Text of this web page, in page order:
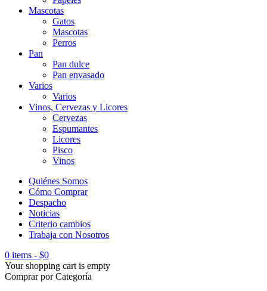
Mascotas
Gatos
Mascotas
Perros
Pan
Pan dulce
Pan envasado
Varios
Varios
Vinos, Cervezas y Licores
Cervezas
Espumantes
Licores
Pisco
Vinos
Quiénes Somos
Cómo Comprar
Despacho
Noticias
Criterio cambios
Trabaja con Nosotros
0 items - $0
Your shopping cart is empty
Comprar por Categoría